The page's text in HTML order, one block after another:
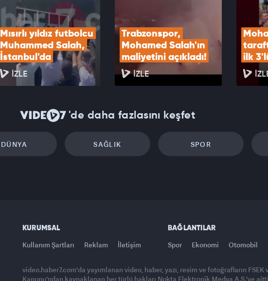
Mısırlı yıldız futbolcu
Muhammed Salah,
İstanbul'da
İZLE
Trabzonspor,
Mohamed Salah'ın
maliyetini açıkladı!
İZLE
ilk
'de daha fazlasını keşfet
DÜNYA SAĞLIK SPOR
KURUMSAL
Kullanım Şartları Reklam İletişim
BAĞLANTILAR
Spor Ekonomi Otomobil
video.haber7.com'da yayımlanan video, haber, yazı, resim ve fotoğrafların FSEK
Kanunu'ndan kaynaklanan her türlü hakları Nokta Elektronik Medya A.Ş.'ye